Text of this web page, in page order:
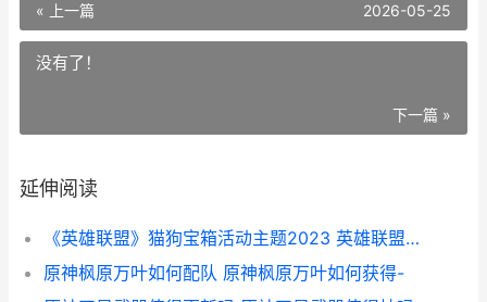
« 上一篇 2026-05-25
没有了！
下一篇 »
延伸阅读
《英雄联盟》猫狗宝箱活动主题2023 英雄联盟猫咪图片
原神枫原万叶如何配队 原神枫原万叶如何获得-